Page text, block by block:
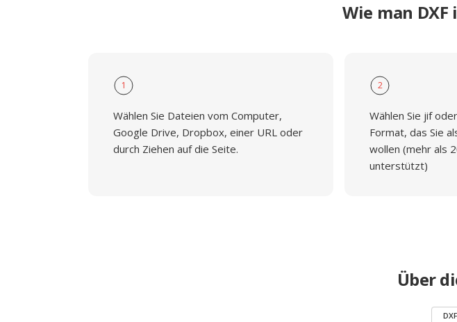
Wie man
1
Wählen Sie Dateien vom Computer,
Google Drive, Dropbox, einer URL oder
durch Ziehen auf die Seite.
2
Wählen Sie jif
Format, das Sie
wollen (mehr als
unterstützt)
Über
DXF